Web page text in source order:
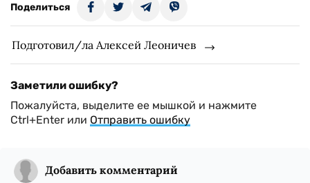
Поделиться
Подготовил/ла Алексей Леоничев
Заметили ошибку?
Пожалуйста, выделите ее мышкой и нажмите
Ctrl+Enter или Отправить ошибку
Добавить комментарий